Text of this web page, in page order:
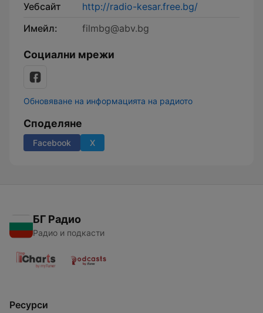
Уебсайт
http://radio-kesar.free.bg/
Имейл:
filmbg@abv.bg
Социални мрежи
Обновяване на информацията на радиото
Споделяне
Facebook X
БГ Радио
Радио и подкасти
Ресурси